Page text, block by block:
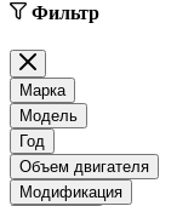
Фильтр
Марка
Модель
Год
Объем двигателя
Модификация